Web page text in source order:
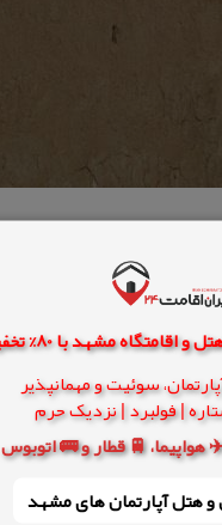
سوئیت و مهمانپذیر
هواپیما، 🚆 قطار و 🚌 اتوبوس
هتل‌ آپارتمان های مشهد